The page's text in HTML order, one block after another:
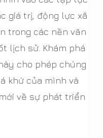
giá trị, động lực xã
trong các nền văn
lịch sử. Khám phá
cho phép chúng
khứ của mình và
về sự phát triển